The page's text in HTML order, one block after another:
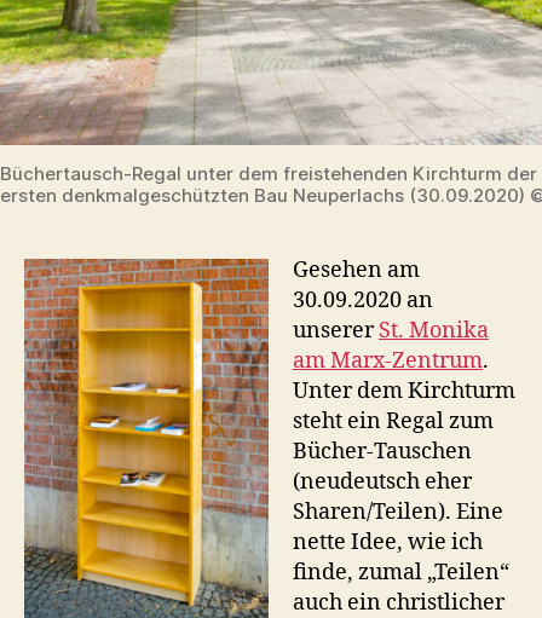
Büchertausch-Regal unter dem freistehenden Kirchturm der
ersten denkmalgeschützten Bau Neuperlachs (30.09.2020)
Gesehen am
30.09.2020 an
unsererSt. Monika
am Marx-Zentrum.
Unter dem Kirchturm
steht ein Regal zum
Bücher-Tauschen
(neudeutsch eher
Sharen/Teilen). Eine
nette Idee, wie ich
finde, zumal „Teilen“
auch ein christlicher